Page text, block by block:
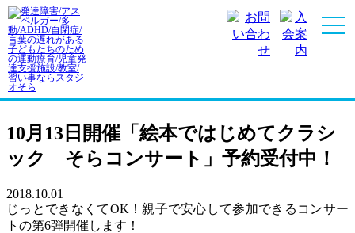
スタジオレポート
特集
10月13日開催「絵本ではじめてクラシ
ック そらコンサート」予約受付中！
2018.10.01
じっとできなくてOK！親子で安心して参加できるコンサー
トの第6弾開催します！